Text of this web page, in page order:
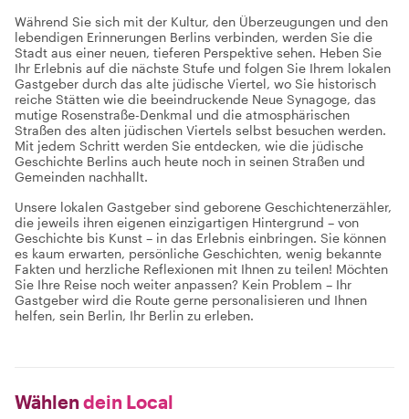
Während Sie sich mit der Kultur, den Überzeugungen und den
lebendigen Erinnerungen Berlins verbinden, werden Sie die
Stadt aus einer neuen, tieferen Perspektive sehen. Heben Sie
Ihr Erlebnis auf die nächste Stufe und folgen Sie Ihrem lokalen
Gastgeber durch das alte jüdische Viertel, wo Sie historisch
reiche Stätten wie die beeindruckende Neue Synagoge, das
mutige Rosenstraße-Denkmal und die atmosphärischen
Straßen des alten jüdischen Viertels selbst besuchen werden.
Mit jedem Schritt werden Sie entdecken, wie die jüdische
Geschichte Berlins auch heute noch in seinen Straßen und
Gemeinden nachhallt.
Unsere lokalen Gastgeber sind geborene Geschichtenerzähler,
die jeweils ihren eigenen einzigartigen Hintergrund – von
Geschichte bis Kunst – in das Erlebnis einbringen. Sie können
es kaum erwarten, persönliche Geschichten, wenig bekannte
Fakten und herzliche Reflexionen mit Ihnen zu teilen! Möchten
Sie Ihre Reise noch weiter anpassen? Kein Problem – Ihr
Gastgeber wird die Route gerne personalisieren und Ihnen
helfen, sein Berlin, Ihr Berlin zu erleben.
Wählen dein Local